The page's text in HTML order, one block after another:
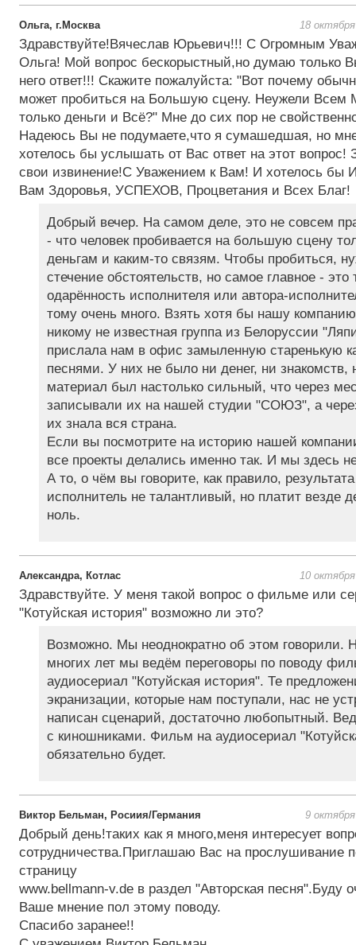
Ольга, г.Москва 18
Здравствуйте!Вячеслав Юрьевич!!! С Огромным
Ольга! Мой вопрос бескорыстный,но думаю только
него ответ!!! Скажите пожалуйста: "Вот почему
может пробиться на Большую сцену. Неужели Всем
только деньги и Всё?" Мне до сих пор не
Надеюсь Вы не подумаете,что я сумашедшая, но
хотелось бы услышать от Вас ответ на этот вопрос!
свои извинение!С Уважением к Вам! И хотелось бы
Вам Здоровья, УСПЕХОВ, Процветания и Всех Благ!
Добрый вечер. На самом деле, это не совсем
- что человек пробивается на большую сцену
деньгам и каким-то связям. Чтобы пробиться,
стечение обстоятельств, но самое главное - это
одарённость исполнителя или автора-
тому очень много. Взять хотя бы нашу
никому не известная группа из Белоруссии
прислала нам в офис замыленную старенькую
песнями. У них не было ни денег, ни знакомств,
материал был настолько сильный, что через
записывали их на нашей студии "СОЮЗ", а
их знала вся страна.
Если вы посмотрите на историю нашей
все проекты делались именно так. И мы здесь
А то, о чём вы говорите, как правило,
исполнитель не талантливый, но платит везде
ноль.
Александра, Котлас 10
Здравствуйте. У меня такой вопрос о фильме или
"Котуйская история" возможно ли это?
Возможно. Мы неоднократно об этом говорили.
многих лет мы ведём переговоры по поводу
аудиосериал "Котуйская история". Те
экранизации, которые нам поступали, нас не
написан сценарий, достаточно любопытный.
с киношниками. Фильм на аудиосериал
обязательно будет.
Виктор Бельман, Росиия/Германия 9
Добрый день!таких как я много,меня интересует
сотрудничества.Приглашаю Вас на прослушивание
страницу
www.bellmann-v.de в раздел "Авторская песня".Буду
Ваше мнение пол этому поводу.
Спасибо заранее!!